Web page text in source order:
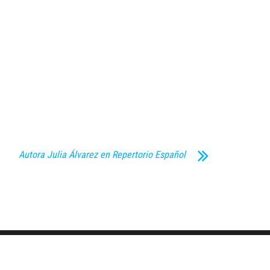
Autora Julia Álvarez en Repertorio Español